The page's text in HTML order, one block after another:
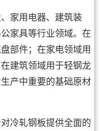
家用电器、建筑装
家具等行业领域。在
部件；在家电领域用
建筑领域用于轻钢龙
产中重要的基础原材
冷轧钢板提供全面的